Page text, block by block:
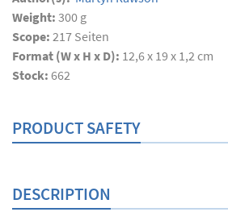
Weight: 300 g
Scope: 217 Seiten
Format (W x H x D): 12,6 x 19 x 1,2 cm
Stock: 662
PRODUCT SAFETY
DESCRIPTION